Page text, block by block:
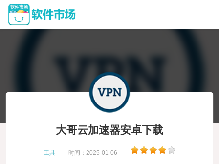
大哥云加速器安卓下载
工具 时间：2025-01-06